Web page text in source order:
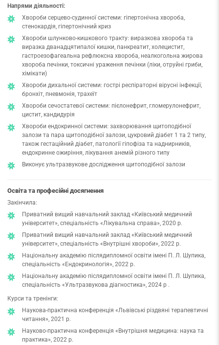
Напрями діяльності:
Хвороби серцево-судинної системи: гіпертонічна хвороба,
стенокардія, гіпертонічний криз
Хвороби шлунково-кишкового тракту: виразкова хвороба та
виразка дванадцятипалої кишки, панкреатит, холецистит,
гастроезофагеальна рефлюксна хвороба, неалкогольна жирова
хвороба печінки, токсичні ураження печінки (ліки, отруйні гриби,
хімікати)
Хвороби дихальної системи: гострі респіраторні вірусні інфекції,
бронхіт, пневмонія, трахеїт
Хвороби сечостатевої системи: пієлонефрит, гломерулонефрит,
цистит, кандидурія
Хвороби ендокринної системи: захворювання щитоподібної
залози та пара щитоподібної залози, цукровий діабет 1 та 2 типу,
також гестаційний діабет, патології гіпофіза та наднирників,
ендокринне ожиріння, лікування анемій різного типу
Виконує ультразвукове дослідження щитоподібної залози
Освіта та професійні досягнення
Закінчила:
Приватний вищий навчальний заклад «Київський медичний
університет», спеціальність «Лікувальна справа», 2020 р.
Приватний вищий навчальний заклад «Київський медичний
університет», спеціальність «Внутрішні хвороби», 2022 р.
Національну академію післядипломної освіти імені П. Л. Шупика,
спеціальність «Ендокринологія», 2022 р.
Національну академію післядипломної освіти імені П. Л. Шупика,
спеціальність «Ультразвукова діагностика», 2024 р .
Курси та тренінги:
Наукова-практична конференція «Львівські різдвяні терапевтичні
читання», 2021 р.
Науково-практична конференція «Внутрішня медицина: наука та
практика», 2022 р.